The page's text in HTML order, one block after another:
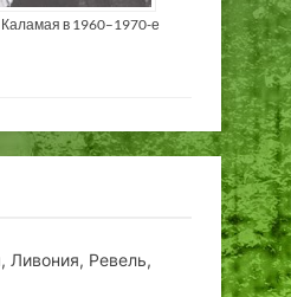
в 1960–1970-е
Ливония, Ревель,